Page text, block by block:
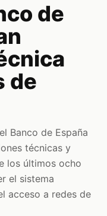
de
de
Banco de España
técnicas y
los últimos ocho
el sistema
acceso a redes de